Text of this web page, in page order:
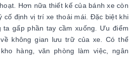
Hơn nữa thiết kế của bánh xe còn
cố định vị trí xe thoải mái. Đặc biệt khi
ta gấp phần tay cầm xuống. Ưu điểm
không gian lưu trữ của xe. Có thể
hàng, văn phòng làm việc, ngân